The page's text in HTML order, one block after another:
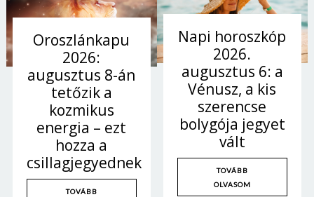
Oroszlánkapu
2026:
augusztus 8-án
tetőzik a
kozmikus
energia – ezt
hozza a
csillagjegyednek
TOVÁBB
Napi horoszkóp
2026.
augusztus 6: a
Vénusz, a kis
szerencse
bolygója jegyet
vált
TOVÁBB
OLVASOM